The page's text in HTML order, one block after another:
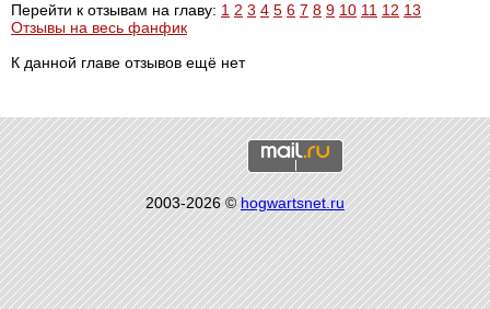
Перейти к отзывам на главу: 1 2 3 4 5 6 7 8 9 10 11 12 13
Отзывы на весь фанфик
К данной главе отзывов ещё нет
2003-2026 ©hogwartsnet.ru